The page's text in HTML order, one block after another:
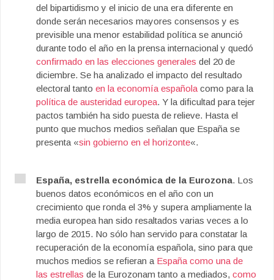
del bipartidismo y el inicio de una era diferente en
donde serán necesarios mayores consensos y es
previsible una menor estabilidad política se anunció
durante todo el año en la prensa internacional y quedó
confirmado en las elecciones generales del 20 de
diciembre. Se ha analizado el impacto del resultado
electoral tanto en la economía española como para la
política de austeridad europea. Y la dificultad para tejer
pactos también ha sido puesta de relieve. Hasta el
punto que muchos medios señalan que España se
presenta «sin gobierno en el horizonte«.
España, estrella económica de la Eurozona. Los
buenos datos económicos en el año con un
crecimiento que ronda el 3% y supera ampliamente la
media europea han sido resaltados varias veces a lo
largo de 2015. No sólo han servido para constatar la
recuperación de la economía española, sino para que
muchos medios se refieran a España como una de
las estrellas de la Eurozonam tanto a mediados, como